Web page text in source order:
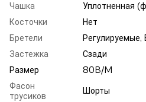
Чашка
Уплотненная
Косточки
Нет
Бретели
Застежка
Сзади
Размер
80B/M
Фасон
трусиков
Шорты